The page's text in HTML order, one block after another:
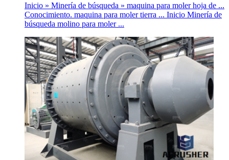
Inicio » Minería de búsqueda » maquina para moler hoja de ...
Conocimiento. maquina para moler tierra ... Inicio Minería de
búsqueda molino para moler ...